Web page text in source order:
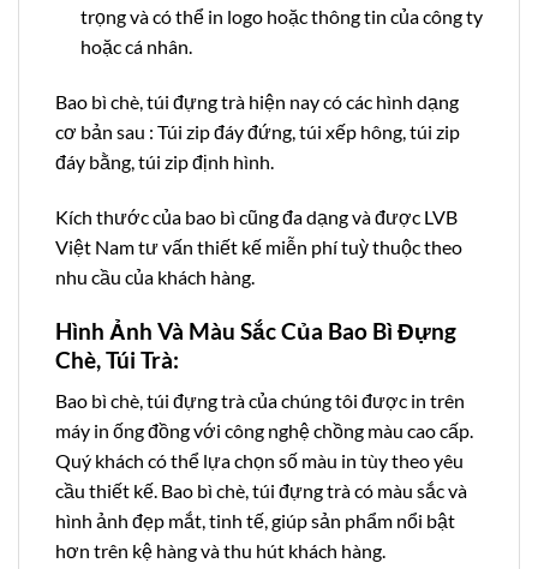
trọng và có thể in logo hoặc thông tin của công ty
hoặc cá nhân.
Bao bì chè, túi đựng trà hiện nay có các hình dạng
cơ bản sau : Túi zip đáy đứng, túi xếp hông, túi zip
đáy bằng, túi zip định hình.
Kích thước của bao bì cũng đa dạng và được LVB
Việt Nam tư vấn thiết kế miễn phí tuỳ thuộc theo
nhu cầu của khách hàng.
Hình Ảnh Và Màu Sắc Của Bao Bì Đựng
Chè, Túi Trà:
Bao bì chè, túi đựng trà của chúng tôi được in trên
máy in ống đồng với công nghệ chồng màu cao cấp.
Quý khách có thể lựa chọn số màu in tùy theo yêu
cầu thiết kế. Bao bì chè, túi đựng trà có màu sắc và
hình ảnh đẹp mắt, tinh tế, giúp sản phẩm nổi bật
hơn trên kệ hàng và thu hút khách hàng.